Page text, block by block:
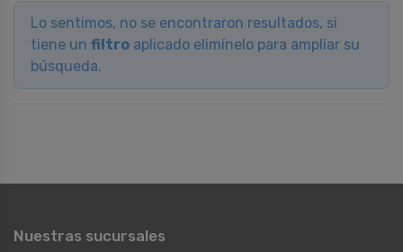
Lo sentimos, no se encontraron resultados, si
tiene un filtro aplicado elimínelo para ampliar su
búsqueda.
Nuestras sucursales